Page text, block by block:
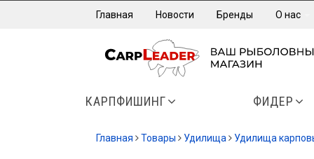
Главная Новости Бренды О нас
КАРПФИШИНГ ФИДЕР
Главная Товары Удилища Удилища